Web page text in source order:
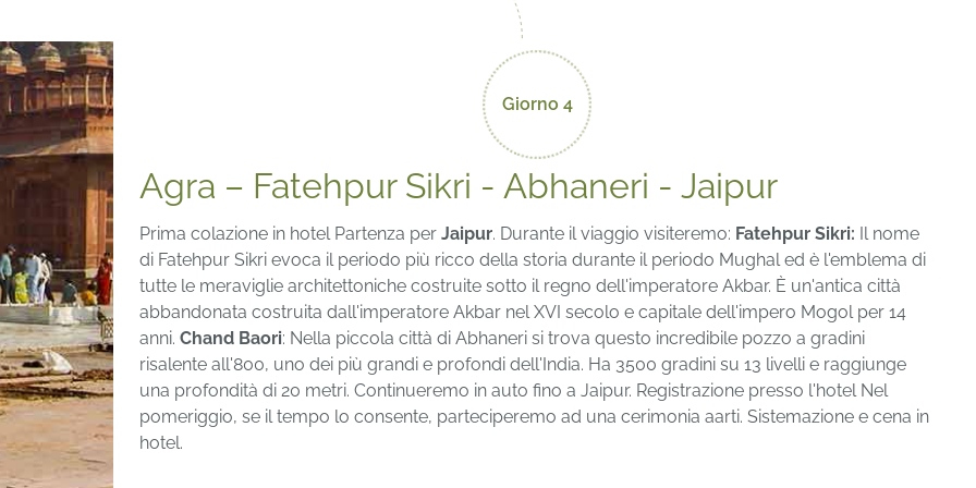
Giorno 4
Agra – Fatehpur Sikri - Abhaneri - Jaipur
Prima colazione in hotel Partenza perJaipur. Durante il viaggio visiteremo: Fatehpur Sikri: Il nome
di Fatehpur Sikri evoca il periodo più ricco della storia durante il periodo Mughal ed è l'emblema di
tutte le meraviglie architettoniche costruite sotto il regno dell'imperatore Akbar. È un'antica città
abbandonata costruita dall'imperatore Akbar nel XVI secolo e capitale dell'impero Mogol per 14
anni.Chand Baori: Nella piccola città di Abhaneri si trova questo incredibile pozzo a gradini
risalente all'800, uno dei più grandi e profondi dell'India. Ha 3500 gradini su 13 livelli e raggiunge
una profondità di 20 metri. Continueremo in auto fino a Jaipur. Registrazione presso l'hotel Nel
pomeriggio, se il tempo lo consente, parteciperemo ad una cerimonia aarti. Sistemazione e cena in
hotel.